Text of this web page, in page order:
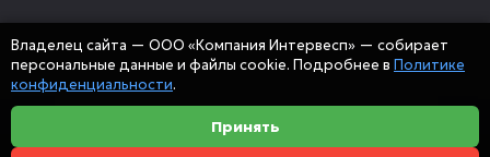
Владелец сайта — ООО «Компания Интервесп» — собирает
персональные данные и файлы cookie. Подробнее в Политике
конфиденциальности.
Принять